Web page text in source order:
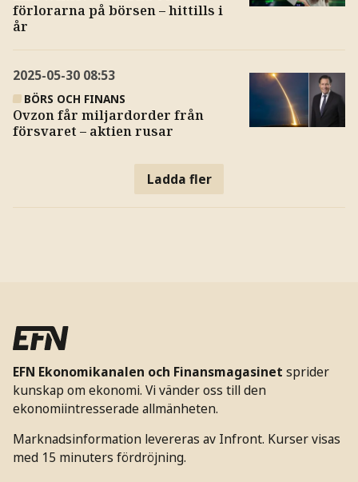
förlorarna på börsen – hittills i
år
2025-05-30 08:53
BÖRS OCH FINANS
Ovzon får miljardorder från
försvaret – aktien rusar
Ladda fler
EFN Ekonomikanalen och Finansmagasinet sprider
kunskap om ekonomi. Vi vänder oss till den
ekonomiintresserade allmänheten.
Marknadsinformation levereras av Infront. Kurser visas
med 15 minuters fördröjning.